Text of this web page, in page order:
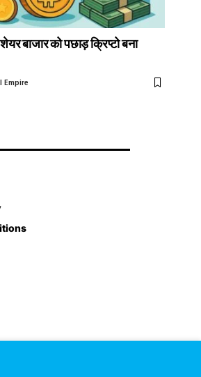
बाजार को पछाड़ क्रिप्टो बना